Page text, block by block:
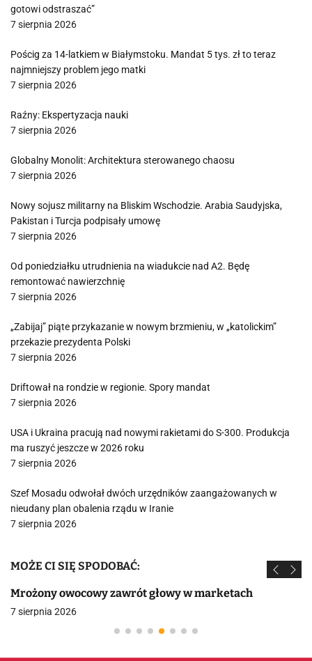
gotowi odstraszać”
7 sierpnia 2026
Pościg za 14-latkiem w Białymstoku. Mandat 5 tys. zł to teraz
najmniejszy problem jego matki
7 sierpnia 2026
Raźny: Ekspertyzacja nauki
7 sierpnia 2026
Globalny Monolit: Architektura sterowanego chaosu
7 sierpnia 2026
Nowy sojusz militarny na Bliskim Wschodzie. Arabia Saudyjska,
Pakistan i Turcja podpisały umowę
7 sierpnia 2026
Od poniedziałku utrudnienia na wiadukcie nad A2. Będę
remontować nawierzchnię
7 sierpnia 2026
„Zabijaj” piąte przykazanie w nowym brzmieniu, w „katolickim”
przekazie prezydenta Polski
7 sierpnia 2026
Driftował na rondzie w regionie. Spory mandat
7 sierpnia 2026
USA i Ukraina pracują nad nowymi rakietami do S-300. Produkcja
ma ruszyć jeszcze w 2026 roku
7 sierpnia 2026
Szef Mosadu odwołał dwóch urzędników zaangażowanych w
nieudany plan obalenia rządu w Iranie
7 sierpnia 2026
MOŻE CI SIĘ SPODOBAĆ:
Mrożony owocowy zawrót głowy w marketach
7 sierpnia 2026